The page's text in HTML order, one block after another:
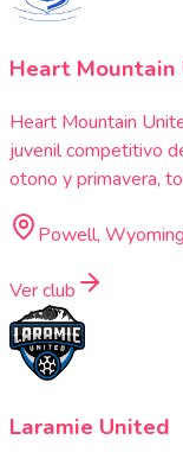
Heart Mountain
Heart Mountain
juvenil competitivo
otono y primavera,
Powell, Wyoming
Ver club
Laramie United